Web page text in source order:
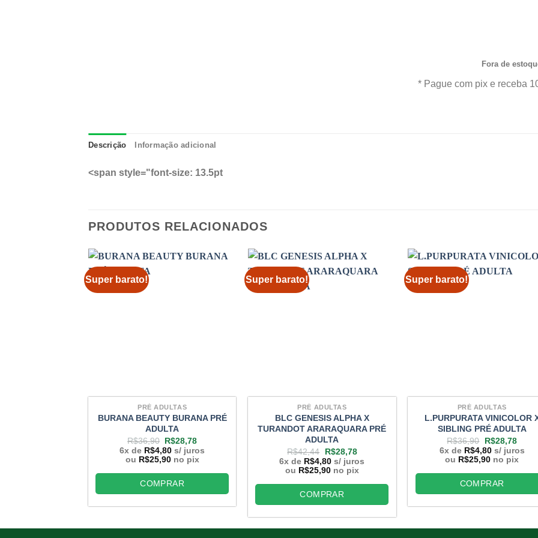
Fora de
* Pague com pix e receba
Descrição Informação adicional
<span style="font-size: 13.5pt
PRODUTOS RELACIONADOS
Super barato!
PRÉ ADULTAS
BURANA BEAUTY BURANA PRÉ
ADULTA
R$36,90 O
preço
original
era:
R$36,90.
R$28,78O
preço
atual
é:
R$28,78.
6x de R$4,80 s/ juros
ou R$25,90 no pix
COMPRAR
Super barato!
PRÉ ADULTAS
BLC GENESIS ALPHA X
TURANDOT ARARAQUARA PRÉ
ADULTA
R$42,44
O
preço
original
era:
R$42,44.
R$28,78O
preço
atual
é:
R$28,78.
6x de R$4,80 s/ juros
ou R$25,90 no pix
COMPRAR
Super barato!
PRÉ ADULTAS
L.PURPURATA VINICOLOR
SIBLING PRÉ ADULTA
R$36,90 O
preço
original
era:
R$36,90.
R$28,78O
preço
atual
é:
6x de R$4,80 s/ juros
ou R$25,90 no pix
COMPRAR